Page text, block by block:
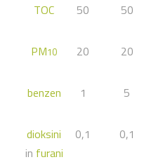
TOC 50 50
PM10 20 20
benzen 1 5
dioksini
in furani
0,1 0,1